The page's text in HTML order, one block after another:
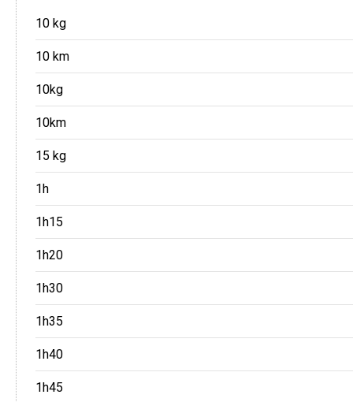
10 kg
10 km
10kg
10km
15 kg
1h
1h15
1h20
1h30
1h35
1h40
1h45